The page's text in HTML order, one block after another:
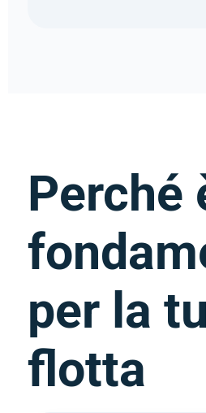
Perché
per la
flotta